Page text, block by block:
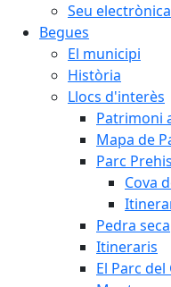
Seu electrònica
Begues
El municipi
Història
Llocs d'interès
Patrimoni
Mapa de
Parc
Cova
Pedra seca
Itineraris
El Parc